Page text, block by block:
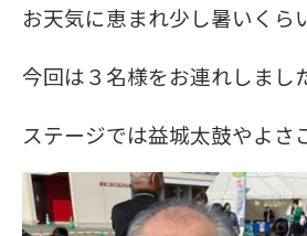
お天気に恵まれ少し暑いく
今回は３名様をお連れしまし
ステージでは益城太鼓やよさ